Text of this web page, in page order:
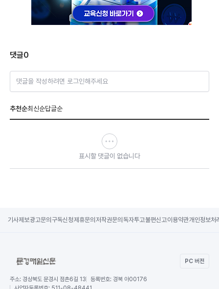
댓글0
댓글을 작성하려면 로그인해주세요
추천순최신순답글순
표시할 댓글이 없습니다
기사제보광고문의 구독신청제휴문의 저작권문의 독자투고불편신고이용약관개인정보처
PC 버전
주소: 경상북도 문경시 점촌6길 13 등록번호: 경북 아00176